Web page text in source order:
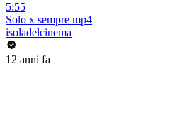
5:55
Solo x sempre mp4
isoladelcinema
12 anni fa